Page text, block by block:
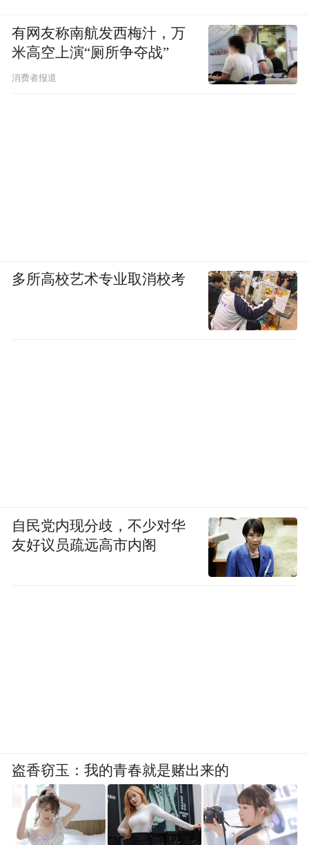
有网友称南航发西梅汁，万
米高空上演“厕所争夺战”
消费者报道
多所高校艺术专业取消校考
自民党内现分歧，不少对华
友好议员疏远高市内阁
盗香窃玉：我的青春就是赌出来的